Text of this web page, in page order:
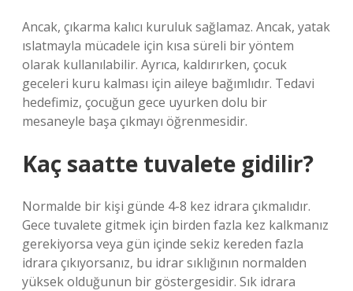
Ancak, çıkarma kalıcı kuruluk sağlamaz. Ancak, yatak
ıslatmayla mücadele için kısa süreli bir yöntem
olarak kullanılabilir. Ayrıca, kaldırırken, çocuk
geceleri kuru kalması için aileye bağımlıdır. Tedavi
hedefimiz, çocuğun gece uyurken dolu bir
mesaneyle başa çıkmayı öğrenmesidir.
Kaç saatte tuvalete gidilir?
Normalde bir kişi günde 4-8 kez idrara çıkmalıdır.
Gece tuvalete gitmek için birden fazla kez kalkmanız
gerekiyorsa veya gün içinde sekiz kereden fazla
idrara çıkıyorsanız, bu idrar sıklığının normalden
yüksek olduğunun bir göstergesidir. Sık idrara